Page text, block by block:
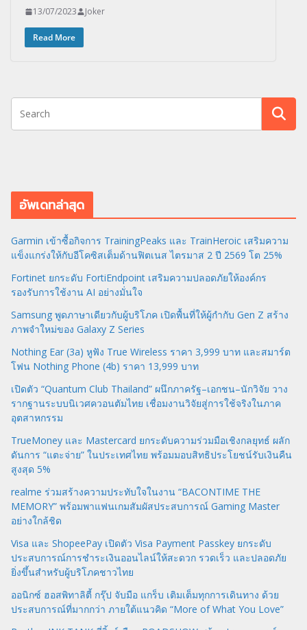
13/07/2023 Joker
Read More
อัพเดทล่าสุด
Garmin เข้าซื้อกิจการ TrainingPeaks และ TrainHeroic เสริมความ
แข็งแกร่งให้กับอีโคซิสเต็มด้านฟิตเนส ไตรมาส 2 ปี 2569 โต 25%
Fortinet ยกระดับ FortiEndpoint เสริมความปลอดภัยให้องค์กร
รองรับการใช้งาน AI อย่างมั่นใจ
Samsung พูดภาษาเดียวกับผู้บริโภค เปิดพื้นที่ให้ผู้กำกับ Gen Z สร้าง
ภาพจำใหม่ของ Galaxy Z Series
Nothing Ear (3a) หูฟัง True Wireless ราคา 3,999 บาท และสมาร์ต
โฟน Nothing Phone (4b) ราคา 13,999 บาท
เปิดตัว “Quantum Club Thailand” ผนึกภาครัฐ–เอกชน–นักวิจัย วาง
รากฐานระบบนิเวศควอนตัมไทย เชื่อมงานวิจัยสู่การใช้จริงในภาค
อุตสาหกรรม
TrueMoney และ Mastercard ยกระดับความร่วมมือเชิงกลยุทธ์ ผลัก
ดันการ “แตะจ่าย” ในประเทศไทย พร้อมมอบสิทธิประโยชน์รับเงินคืน
สูงสุด 5%
realme ร่วมสร้างความประทับใจในงาน “BACONTIME THE
MEMORY” พร้อมพาแฟนเกมสัมผัสประสบการณ์ Gaming Master
อย่างใกล้ชิด
Visa และ ShopeePay เปิดตัว Visa Payment Passkey ยกระดับ
ประสบการณ์การชำระเงินออนไลน์ให้สะดวก รวดเร็ว และปลอดภัย
ยิ่งขึ้นสำหรับผู้บริโภคชาวไทย
ออนิกซ์ ฮอสพิทาลิตี้ กรุ๊ป จับมือ แกร็บ เติมเต็มทุกการเดินทาง ด้วย
ประสบการณ์ที่มากกว่า ภายใต้แนวคิด “More of What You Love”